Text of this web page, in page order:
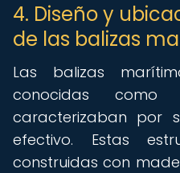
4. Diseño y
de las balizas
Las balizas
conocidas como
caracterizaban por
efectivo. Estas
construidas con